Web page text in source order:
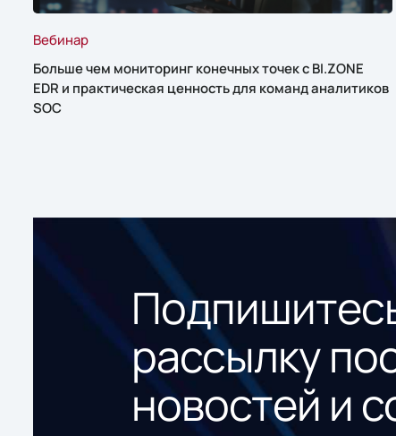
Вебинар
Больше чем мониторинг конечных точек с BI.ZONE
EDR и практическая ценность для команд аналитиков
SOC
рассылку
новостей и